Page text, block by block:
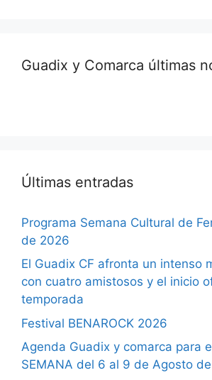
Guadix y Comarca últimas
Últimas entradas
Programa Semana Cultural de
de 2026
El Guadix CF afronta un intenso
con cuatro amistosos y el inicio
temporada
Festival BENAROCK 2026
Agenda Guadix y comarca para
SEMANA del 6 al 9 de Agosto